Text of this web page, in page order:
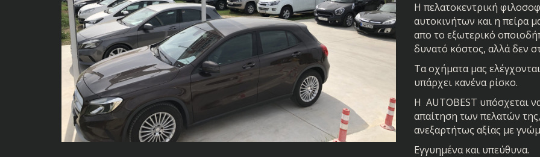
Η πελατοκεντρική
αυτοκινήτων και η πείρα
απο το εξωτερικό
δυνατό κόστος, αλλά δεν
Τα οχήματα μας
υπάρχει κανένα ρίσκο.
Η AUTOBEST υπόσχεται
απαίτηση των πελατών
ανεξαρτήτως αξίας με
Εγγυημένα και υπεύθυνα.